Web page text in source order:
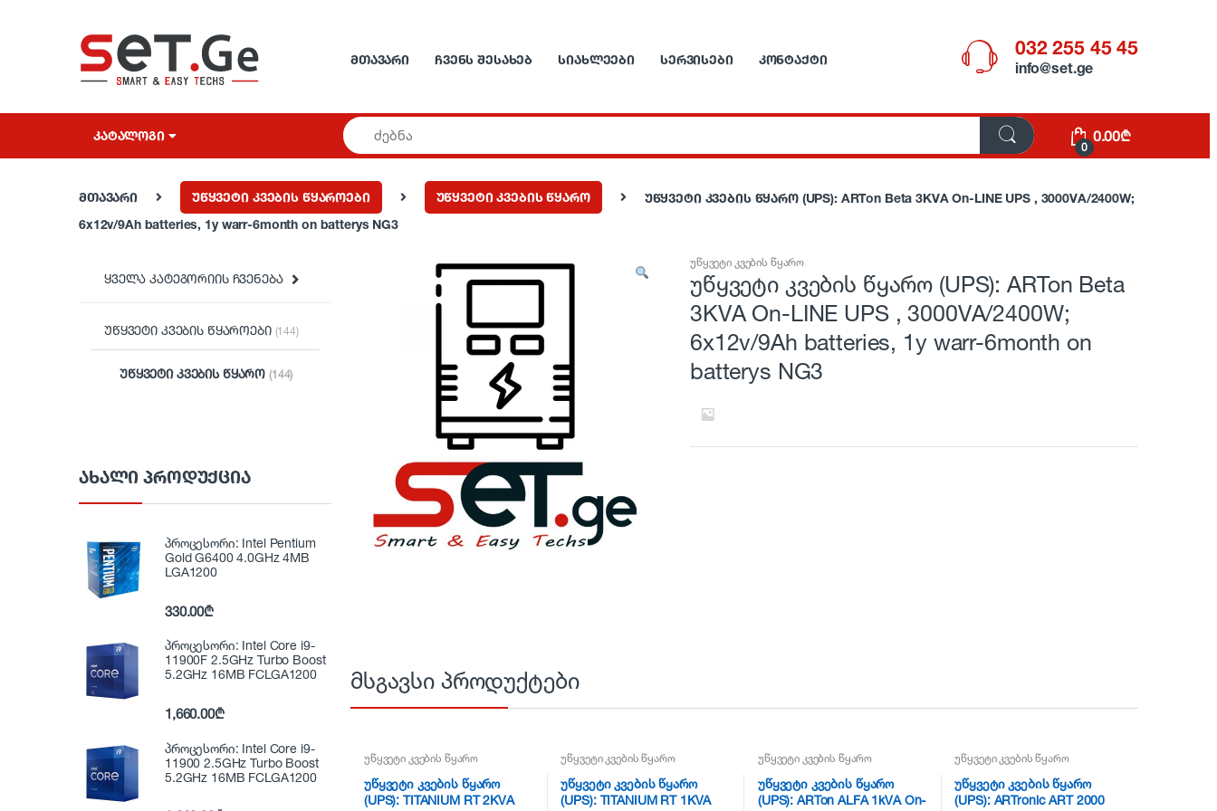
ᲛᲗᲐᲕᲐᲠᲘ ᲩᲕᲔᲜᲡ ᲨᲔᲡᲐᲮᲔᲑ ᲡᲘᲐᲮᲚᲔᲔᲑᲘ ᲡᲔᲠᲕᲘᲡᲔᲑᲘ ᲙᲝᲜᲢᲐᲥᲢᲘ
032 255 45 45
info@set.ge
ᲙᲐᲢᲐᲚᲝᲒᲘ
0
0.00₾
მთავარი უწყვეტი კვების წყაროები უწყვეტი კვების წყარო
უწყვეტი კვების წყარო (UPS): ARTon Beta 3KVA On-LINE UPS , 3000VA/2400W;
6x12v/9Ah batteries, 1y warr-6month on batterys NG3
უწყვეტი კვების წყარო
უწყვეტი კვების წყარო (UPS): ARTon Beta
3KVA On-LINE UPS , 3000VA/2400W;
6x12v/9Ah batteries, 1y warr-6month on
batterys NG3
მსგავსი პროდუქტები
უწყვეტი კვების წყარო
უწყვეტი კვების წყარო
(UPS): TITANIUM RT 2KVA
უწყვეტი კვების წყარო
უწყვეტი კვების წყარო
(UPS): TITANIUM RT 1KVA
უწყვეტი კვების წყარო
უწყვეტი კვების წყარო
(UPS): ARTon ALFA 1kVA On-
უწყვეტი კვების წყარო
უწყვეტი კვების წყარო
(UPS): ARTronic ART 2000
ყველა კატეგორიის ჩვენება
უწყვეტი კვების წყაროები (144)
უწყვეტი კვების წყარო(144)
ᲐᲮᲐᲚᲘ ᲞᲠᲝᲓᲣᲥᲪᲘᲐ
პროცესორი: Intel Pentium
Gold G6400 4.0GHz 4MB
LGA1200
330.00₾
პროცესორი: Intel Core i9-
11900F 2.5GHz Turbo Boost
5.2GHz 16MB FCLGA1200
1,660.00₾
პროცესორი: Intel Core i9-
11900 2.5GHz Turbo Boost
5.2GHz 16MB FCLGA1200